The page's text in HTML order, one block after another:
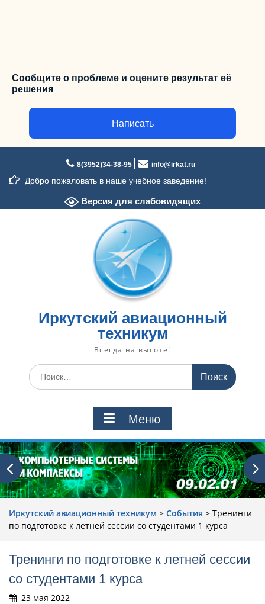
Сообщите о проблеме и оцените результат её
решения
Написать
содержимому
8(3952)34-38-95 info@irkat.ru
Добро пожаловать в наше учебное заведение!
Версия для слабовидящих
Иркутский авиационный
техникум
Всегда на высоте!
Искать:
Меню
Иркутский авиационный техникум > События > Тренинги
по подготовке к летней сессии со студентами 1 курса
Тренинги по подготовке к летней сессии
со студентами 1 курса
23 мая 2022